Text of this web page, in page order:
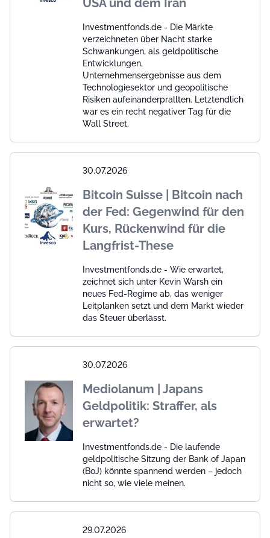
USA und dem Iran
Investmentfonds.de - Die Märkte
verzeichneten über Nacht starke
Schwankungen, als geldpolitische
Entwicklungen,
Unternehmensergebnisse aus dem
Technologiesektor und geopolitische
Risiken aufeinanderprallten. Letztendlich
war es ein recht negativer Tag für die
Wall Street.
30.07.2026
Bitcoin Suisse | Bitcoin nach
der Fed: Gegenwind für den
Kurs, Rückenwind für die
Langfrist-These
Investmentfonds.de - Wie erwartet,
zeichnet sich unter Kevin Warsh ein
neues Fed-Regime ab, das weniger
Leitplanken setzt und dem Markt wieder
das Steuer überlässt.
30.07.2026
Mediolanum | Japans
Geldpolitik: Straffer, als
erwartet?
Investmentfonds.de - Die laufende
geldpolitische Sitzung der Bank of Japan
(BoJ) könnte spannend werden – jedoch
nicht so, wie viele meinen.
29.07.2026